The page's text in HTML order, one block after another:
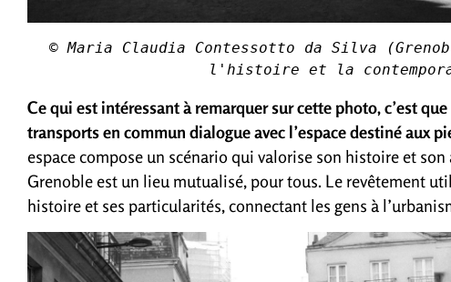
© Maria Claudia Contessotto da Silva
l'histoire et la
Ce qui est intéressant à remarquer sur cette photo, c’est
transports en commun dialogue avec l’espace destiné aux
espace compose un scénario qui valorise son histoire et
Grenoble est un lieu mutualisé, pour tous. Le revêtement
histoire et ses particularités, connectant les gens à